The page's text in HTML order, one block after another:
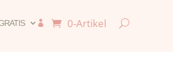
 0-Artikel